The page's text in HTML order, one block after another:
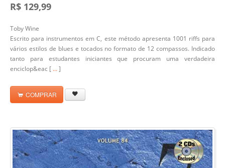
R$ 129,99
Toby Wine
Escrito para instrumentos em C, este método apresenta 1001 riffs para
vários estilos de blues e tocados no formato de 12 compassos. Indicado
tanto para estudantes iniciantes que procuram uma verdadeira
enciclop&eac [ ...]
COMPRAR